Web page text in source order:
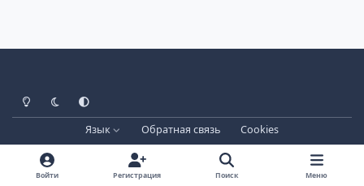
Светлый режим
Тёмный режим
Системные настройки
Язык Обратная связь
Cookies
Лицензия зарегистрирована на IPBSkins.ru
Powered by
Invision Community
Войти Регистрация Поиск Меню